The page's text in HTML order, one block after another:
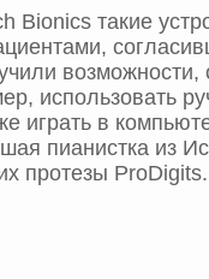
Bionics такие
возможности,
использовать
играть в
пианистка из
протезы ProDigits.